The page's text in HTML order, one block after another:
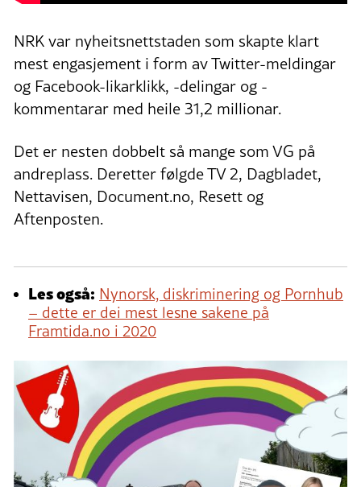
NRK var nyheitsnettstaden som skapte klart
mest engasjement i form av Twitter-meldingar
og Facebook-likarklikk, -delingar og -
kommentarar med heile 31,2 millionar.
Det er nesten dobbelt så mange som VG på
andreplass. Deretter følgde TV 2, Dagbladet,
Nettavisen, Document.no, Resett og
Aftenposten.
Les også: Nynorsk, diskriminering og Pornhub
– dette er dei mest lesne sakene på
Framtida.no i 2020